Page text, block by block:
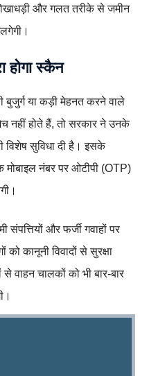
और गलत तरीके से जमीन
होगा स्कैन
बुजुर्ग या कड़ी मेहनत करने वाले
नहीं होते हैं, तो सरकार ने उनके
सुविधा दी है। इसके
नंबर पर ओटीपी (OTP)
और फर्जी गवाहों पर
कानूनी विवादों से सुरक्षा
वाहन चालकों को भी बार-बार